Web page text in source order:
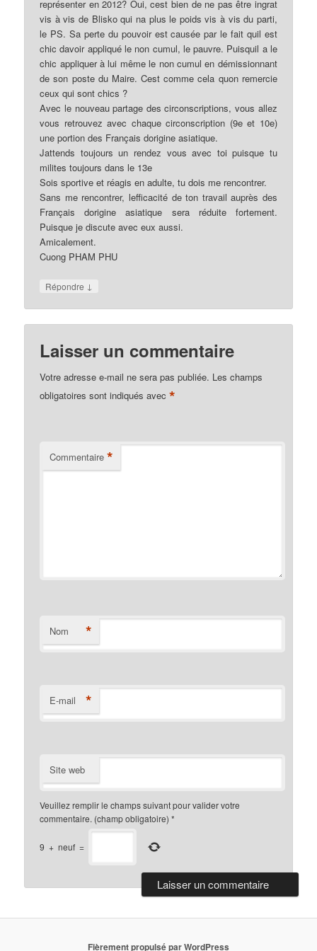
représenter en 2012? Oui, cest bien de ne pas être ingrat
vis à vis de Blisko qui na plus le poids vis à vis du parti,
le PS. Sa perte du pouvoir est causée par le fait quil est
chic davoir appliqué le non cumul, le pauvre. Puisquil a le
chic appliquer à lui même le non cumul en démissionnant
de son poste du Maire. Cest comme cela quon remercie
ceux qui sont chics ?
Avec le nouveau partage des circonscriptions, vous allez
vous retrouvez avec chaque circonscription (9e et 10e)
une portion des Français dorigine asiatique.
Jattends toujours un rendez vous avec toi puisque tu
milites toujours dans le 13e
Sois sportive et réagis en adulte, tu dois me rencontrer.
Sans me rencontrer, lefficacité de ton travail auprès des
Français dorigine asiatique sera réduite fortement.
Puisque je discute avec eux aussi.
Amicalement.
Cuong PHAM PHU
Répondre ↓
Laisser un commentaire
Votre adresse e-mail ne sera pas publiée. Les champs
obligatoires sont indiqués avec*
Commentaire *
Nom *
E-mail *
Site web
Veuillez remplir le champs suivant pour valider votre
commentaire. (champ obligatoire) *
9 + neuf =
Fièrement propulsé par WordPress